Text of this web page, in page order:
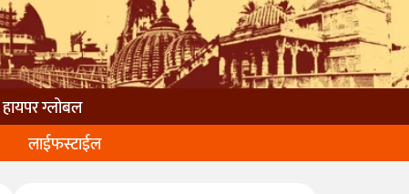
हायपर ग्लोबल
लाईफस्टाईल